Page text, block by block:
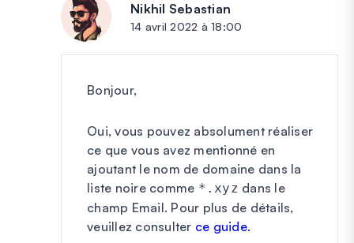
Nikhil Sebastian
14 avril 2022 à 18:00
Bonjour,
Oui, vous pouvez absolument réaliser
ce que vous avez mentionné en
ajoutant le nom de domaine dans la
liste noire comme *.xyz dans le
champ Email. Pour plus de détails,
veuillez consulter ce guide.